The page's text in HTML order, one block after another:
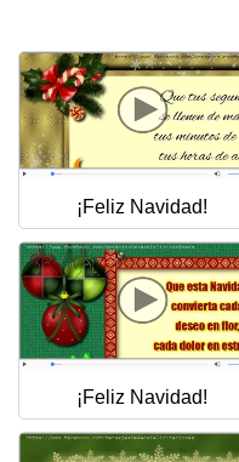
¡Feliz Navidad!
¡Feliz Navidad!